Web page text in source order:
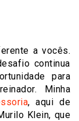
a vocês.
continua
para
Minha
, aqui de
Klein, que